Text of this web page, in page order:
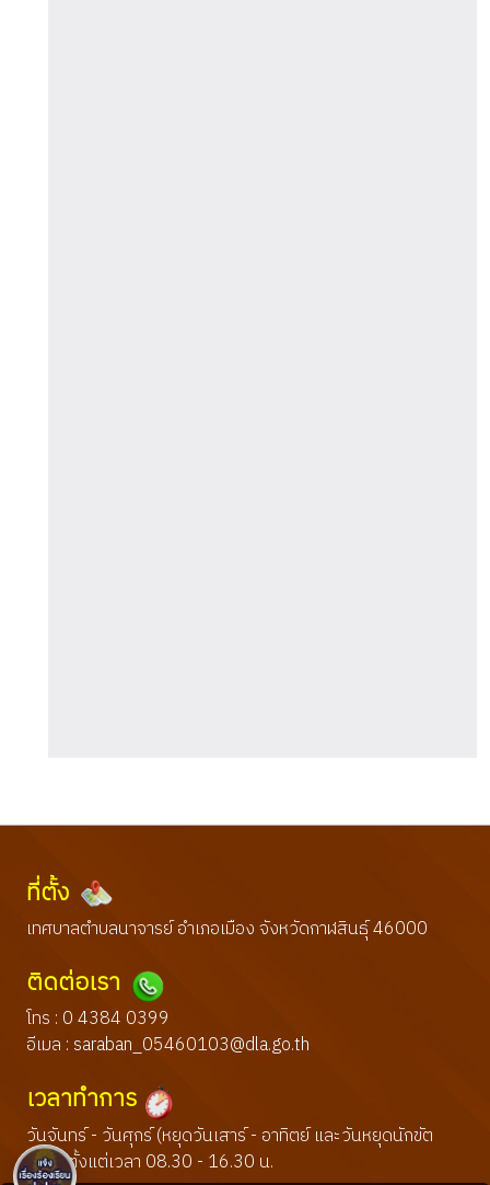
ที่ตั้ง
เทศบาลตำบลนาจารย์ อำเภอเมือง จังหวัดกาฬสินธุ์ 46000
ติดต่อเรา
โทร : 0 4384 0399
อีเมล : saraban_05460103@dla.go.th
เวลาทำการ
วันจันทร์ - วันศุกร์ (หยุดวันเสาร์ - อาทิตย์ และวันหยุดนักขัต
ฤกษ์) ตั้งแต่เวลา 08.30 - 16.30 น.